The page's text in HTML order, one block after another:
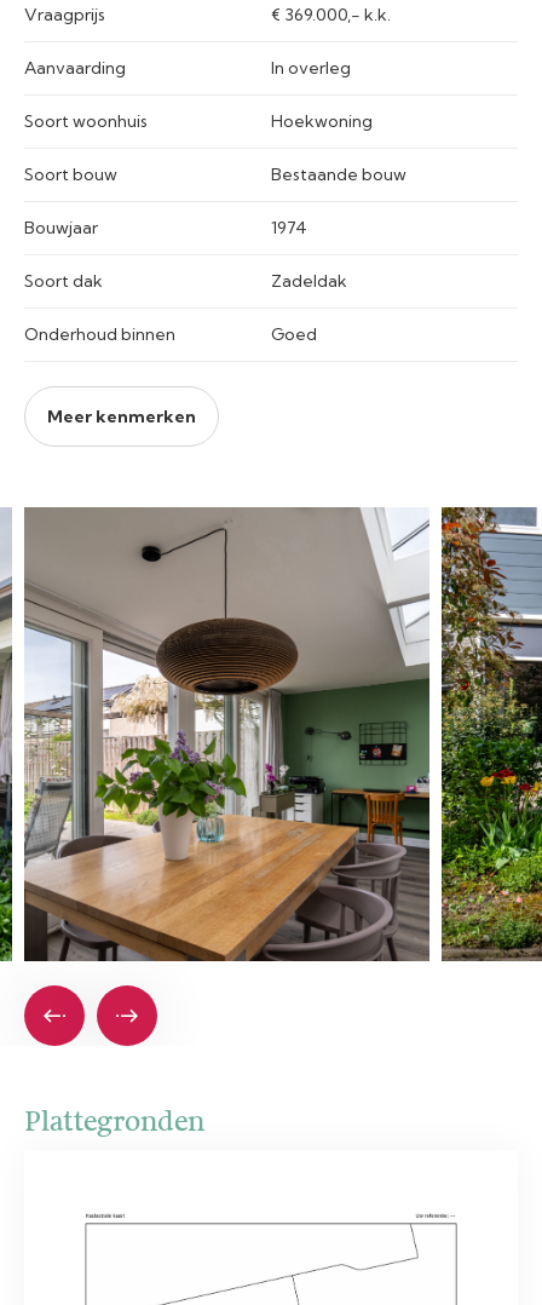
Vraagprijs € 369.000,- k.k.
Aanvaarding In overleg
Soort woonhuis Hoekwoning
Soort bouw Bestaande bouw
Bouwjaar 1974
Soort dak Zadeldak
Onderhoud binnen Goed
Meer kenmerken
Plattegronden